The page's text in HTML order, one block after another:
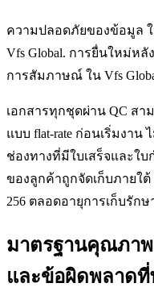
ความปลอดภัยของข้อมูล ใ
Vfs Global. การยื่นใหม่หลั
การสัมภาษณ์ ใน Vfs
เอกสารทุกชุดผ่าน QC สา
แบบ flat-rate ก่อนเริ่มงาน
ช่องทางที่มีใบเสร็จและใ
ของลูกค้าถูกจัดเก็บภายใต้
256 ตลอดอายุการเก็บรักษ
มาตรฐานคุณภาพ
และข้อผิดพลาด